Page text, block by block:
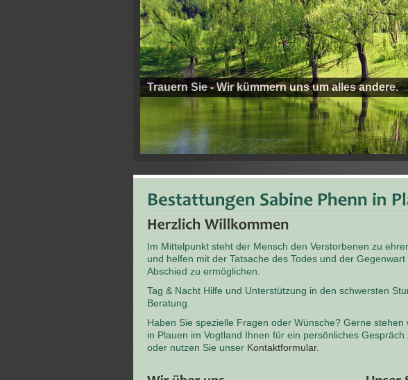
Trauern Sie - Wir kümmern uns um alles andere.
Im Mittelpunkt steht der Mensch den Verstorbenen zu
und helfen mit der Tatsache des Todes und der
Abschied zu ermöglichen.
Tag & Nacht Hilfe und Unterstützung in den schwersten
Beratung.
Haben Sie spezielle Fragen oder Wünsche? Gerne
in Plauen im Vogtland Ihnen für ein persönliches
oder nutzen Sie unser Kontaktformular.